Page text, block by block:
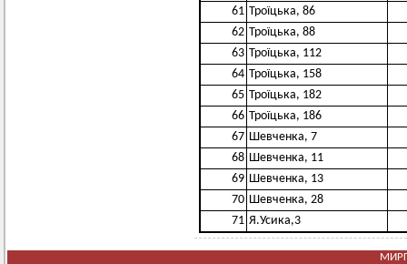
61 Троїцька, 86
62 Троїцька, 88
63 Троїцька, 112
64 Троїцька, 158
65 Троїцька, 182
66 Троїцька, 186
67 Шевченка, 7
68 Шевченка, 11
69 Шевченка, 13
70 Шевченка, 28
71 Я.Усика,3